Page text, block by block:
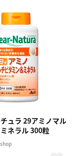
ュラ 29アミノマル
ネラル 300粒